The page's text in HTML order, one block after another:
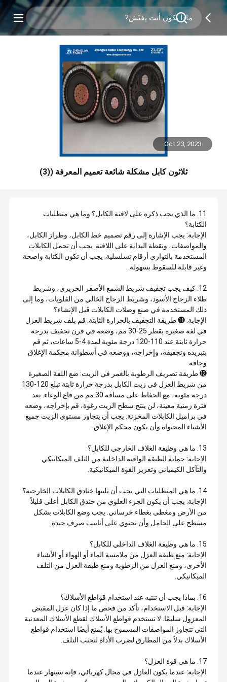
Oct 23, 2023
ثلاثون كابل مشكلة شائعة تعميم المعرفة ((3)
11. ما الذي يجب ذكره على لافتة الكابل؟ وما هي متطلبات
الكتابة؟
الإجابة: يجب الإشارة إلى رقم تصميم خط الكابل، وطراز الكابل،
والمواصفات، ونقطة البداية على اللافتة. يجب أن تحمل الكابلات
المستخدمة بالتوازي أرقام تسلسلية. يجب أن تكون الكتابة واضحة
وغير قابلة للسقوط بسهولة.
12. كيف يجب تجفيف شريط الشمع الأصفر الحريري، وشريط
طلاء الزجاج الأسود، وشريط الزجاج الخالي من القلويات، وما إلى
ذلك المستخدمة في صنع وصلات الكابلات قبل الإنشاء؟
الإجابة: ⓫ طريقة التجفيف بالحرارة الثابتة: قم بلف شريط العزل
في لفة صغيرة بقطر 25-30 مم، وضعه في فرن تجفيف بدرجة
حرارة ثابتة عند 110-120 درجة مئوية لمدة 4-5 ساعات، ثم قم
بتبريده وتجفيفه، وإخراجه، ووضعه في أسطوانة محكمة الإغلاق
وجافة.
⓬ طريقة تصريف الرطوبة بالغمر في الزيت: ضع اللفة الصغيرة
من شريط العزل في زيت الكابل بدرجة حرارة ثابتة تبلغ 120-130
درجة مئوية، مع الحفاظ على مسافة 30 مم من قاع الوعاء. بعد
فترة زمنية معينة، لن ينتج سطح الزيت رغوة، قم بإخراجه، وضعه
في براميل الكابلات المخزنة. يجب أن يتجاوز مستوى الزيت جميع
الأشياء المحتواة وأن يكون محكم الإغلاق.
13. ما هي وظيفة الغلاف الخارجي للكابل؟
الإجابة: حماية الطبقة الواقية الداخلية من التلف الميكانيكي
والتآكل الكيميائي وتعزيز القوة الميكانيكية.
14. ما هي المتطلبات التي يجب أن تلبيها خنادق الكابلات الخارجية؟
الإجابة: يجب أن يكون الجزء العلوي من خندق الكابل أعلى قليلاً
من الأرض ومغطى بغطاء خرساني. يجب وضع الكابلات بشكل
مسطح على الحامل وأن تحتوي على أنابيب صرف جيدة.
15. ما هي وظيفة الغلاف الداخلي للكابل؟
الإجابة: منع طبقة العزل من ملامسة الماء أو الهواء أو الأشياء
الأخرى، ومنع العزل من الرطوبة ومنع طبقة العزل من التلف
الميكانيكي.
16. بماذا يجب أن تنتبه عند استخدام قواطع الأسلاك؟
الإجابة: قبل الاستخدام، تأكد من فحص ما إذا كان عزل المقبض
المعزول سليمًا. لا تستخدم قواطع الأسلاك لقطع الأسلاك المعدنية
التي تتجاوز المواصفات المسموح بها. يُمنع أيضًا استخدام قواطع
الأسلاك بدلاً من المطارق لضرب الأداة لتجنب التلف.
17. ما هي قوة العزل؟
الإجابة: عندما يكون العازل في مجال كهربائي، فإنه سينهار عندما